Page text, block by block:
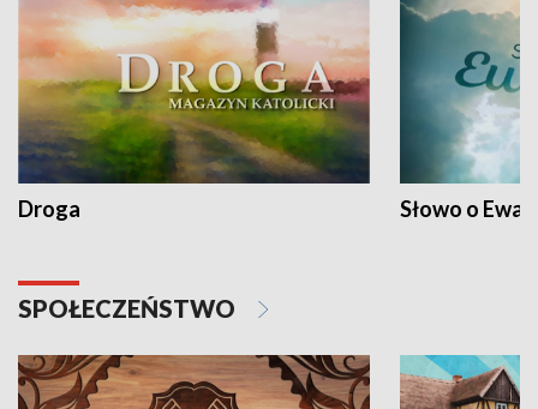
Droga Słowo o
SPOŁECZEŃSTWO